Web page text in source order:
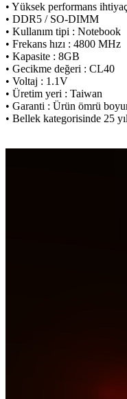
• Yüksek performans
• DDR5 / SO-DIMM
• Kullanım tipi : Notebook
• Frekans hızı : 4800 MHz
• Kapasite : 8GB
• Gecikme değeri : CL40
• Voltaj : 1.1V
• Üretim yeri : Taiwan
• Garanti : Ürün ömrü
• Bellek kategorisinde 25